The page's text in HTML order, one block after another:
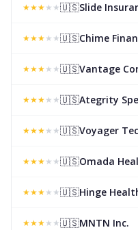
★★★★ ★🇺🇸Slide
★★★★ ★🇺🇸Chime
★★★★ ★🇺🇸Vantage
★★★★ ★🇺🇸Ategrity
★★★★ ★🇺🇸Voyager
★★★★ ★🇺🇸Omada
★★★★ ★🇺🇸Hinge
★★★★ ★🇺🇸MNTN Inc.